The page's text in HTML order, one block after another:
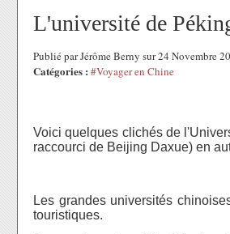
L'université de
Publié par Jérôme Berny sur 24 Novembre
Catégories : #Voyager en Chine
Voici quelques clichés de
raccourci de Beijing Daxue) en
Les grandes universités
touristiques.